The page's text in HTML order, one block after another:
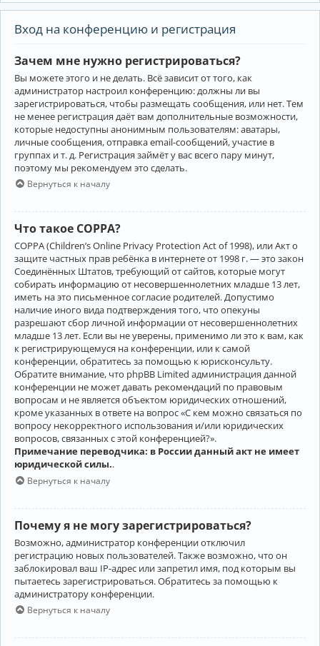
Вход на конференцию и регистрация
Зачем мне нужно регистрироваться?
Вы можете этого и не делать. Всё зависит от того, как
администратор настроил конференцию: должны ли вы
зарегистрироваться, чтобы размещать сообщения, или нет. Тем
не менее регистрация даёт вам дополнительные возможности,
которые недоступны анонимным пользователям: аватары,
личные сообщения, отправка email-сообщений, участие в
группах и т. д. Регистрация займёт у вас всего пару минут,
поэтому мы рекомендуем это сделать.
Вернуться к началу
Что такое COPPA?
COPPA (Children’s Online Privacy Protection Act of 1998), или Акт о
защите частных прав ребёнка в интернете от 1998 г. — это закон
Соединённых Штатов, требующий от сайтов, которые могут
собирать информацию от несовершеннолетних младше 13 лет,
иметь на это письменное согласие родителей. Допустимо
наличие иного вида подтверждения того, что опекуны
разрешают сбор личной информации от несовершеннолетних
младше 13 лет. Если вы не уверены, применимо ли это к вам, как
к регистрирующемуся на конференции, или к самой
конференции, обратитесь за помощью к юрисконсульту.
Обратите внимание, что phpBB Limited администрация данной
конференции не может давать рекомендаций по правовым
вопросам и не является объектом юридических отношений,
кроме указанных в ответе на вопрос «С кем можно связаться по
вопросу некорректного использования и/или юридических
вопросов, связанных с этой конференцией?».
Примечание переводчика: в России данный акт не имеет
юридической силы..
Вернуться к началу
Почему я не могу зарегистрироваться?
Возможно, администратор конференции отключил
регистрацию новых пользователей. Также возможно, что он
заблокировал ваш IP-адрес или запретил имя, под которым вы
пытаетесь зарегистрироваться. Обратитесь за помощью к
администратору конференции.
Вернуться к началу